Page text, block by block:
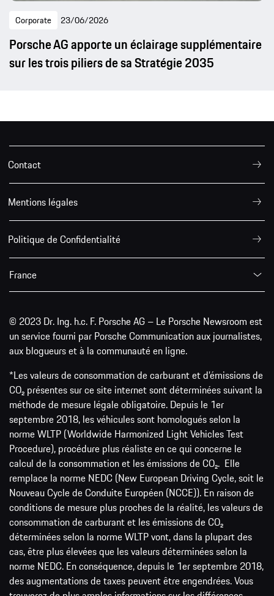
Corporate 23/06/2026
Porsche AG apporte un éclairage supplémentaire
sur les trois piliers de sa Stratégie 2035
Contact
Mentions légales
Politique de Confidentialité
France
© 2023 Dr. Ing. h.c. F. Porsche AG – Le Porsche Newsroom est
un service fourni par Porsche Communication aux journalistes,
aux blogueurs et à la communauté en ligne.
*Les valeurs de consommation de carburant et d’émissions de
CO₂ présentes sur ce site internet sont déterminées suivant la
méthode de mesure légale obligatoire. Depuis le 1er
septembre 2018, les véhicules sont homologués selon la
norme WLTP (Worldwide Harmonized Light Vehicles Test
Procedure), procédure plus réaliste en ce qui concerne le
calcul de la consommation et les émissions de CO₂. Elle
remplace la norme NEDC (New European Driving Cycle, soit le
Nouveau Cycle de Conduite Européen (NCCE)). En raison de
conditions de mesure plus proches de la réalité, les valeurs de
consommation de carburant et les émissions de CO₂
déterminées selon la norme WLTP vont, dans la plupart des
cas, être plus élevées que les valeurs déterminées selon la
norme NEDC. En conséquence, depuis le 1er septembre 2018,
des augmentations de taxes peuvent être engendrées. Vous